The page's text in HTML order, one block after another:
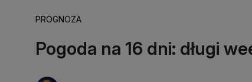
PROGNOZA
Pogoda na 16 dni: długi